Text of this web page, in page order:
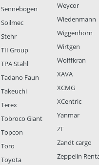
Sennebogen
Soilmec
Stehr
TII Group
TPA Stahl
Tadano Faun
Takeuchi
Terex
Tobroco Giant
Topcon
Toro
Toyota
Weycor
Wiedenmann
Wiggenhorn
Wirtgen
Wolffkran
XAVA
XCMG
XCentric
Yanmar
ZF
Zandt cargo
Zeppelin